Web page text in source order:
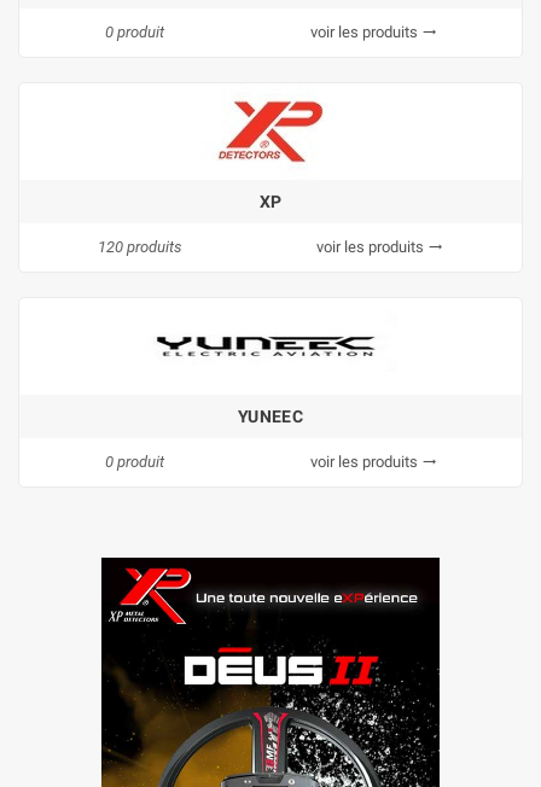
0 produit voir les produits trending_flat
XP
120 produits voir les produits trending_flat
YUNEEC
0 produit voir les produits trending_flat